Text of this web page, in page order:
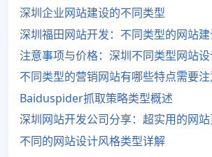
深圳企业网站建设的不同类型
深圳福田网站开发：不同类型的网站
注意事项与价格：深圳不同类型网站
不同类型的营销网站有哪些特点需要注
Baiduspider抓取策略类型概述
深圳网站开发公司分享：超实用的网
不同的网站设计风格类型详解